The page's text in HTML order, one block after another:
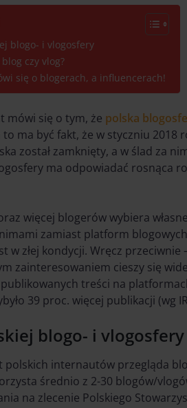
blogo- i vlogosfery
czy vlog?
się o blogerach, a influencerach!
mówi się o tym, że polska
ma być fakt, że w styczniu
został zamknięty, a w ślad za
ma odpowiadać rosnąca
więcej blogerów wybiera
zamiast platform
w złej kondycji. Wręcz
zainteresowaniem cieszy się
publikowanych treści na
39 proc. więcej publikacji (wg
blogo- i vlogosfery
polskich internautów przegląda
średnio z 2-30 blogów/
na zlecenie Polskiego